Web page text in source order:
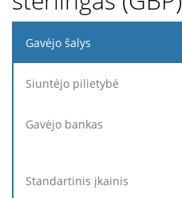
Gavėjo
bankas
įkainis